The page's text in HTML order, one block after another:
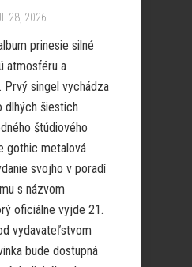
28, 2026
prinesie silné
atmosféru a
Prvý singel vychádza
dlhých šiestich
štúdiového
gothic metalová
svojho v poradí
s názvom
oficiálne vyjde 21.
vydavateľstvom
bude dostupná